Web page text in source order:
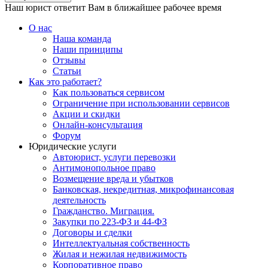
Наш юрист ответит Вам в ближайшее рабочее время
О нас
Наша команда
Наши принципы
Отзывы
Статьи
Как это работает?
Как пользоваться сервисом
Ограничение при использовании сервисов
Акции и скидки
Онлайн-консультация
Форум
Юридические услуги
Автоюрист, услуги перевозки
Антимонопольное право
Возмещение вреда и убытков
Банковская, некредитная, микрофинансовая
деятельность
Гражданство. Миграция.
Закупки по 223-ФЗ и 44-ФЗ
Договоры и сделки
Интеллектуальная собственность
Жилая и нежилая недвижимость
Корпоративное право